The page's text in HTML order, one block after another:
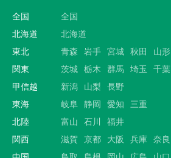
全国
全国
北海道
北海道
東北
青森 岩手 宮城 秋田 山形
関東
茨城 栃木 群馬 埼玉 千葉
甲信越
新潟 山梨
長野
東海
岐阜 静岡 愛知
三重
北陸
富山 石川
福井
関西
滋賀 京都 大阪 兵庫 奈良